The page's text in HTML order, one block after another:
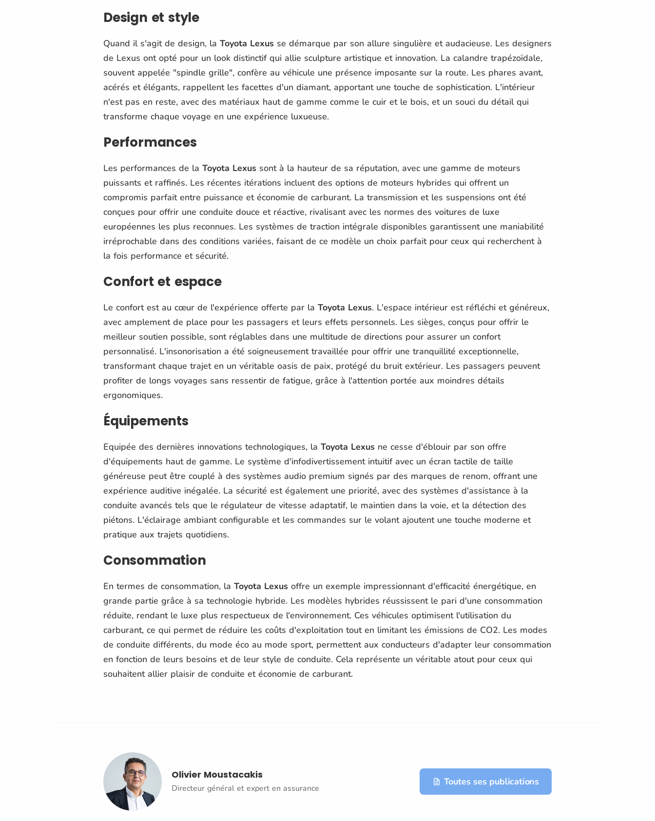
Design et style
Quand il s'agit de design, la Toyota Lexus se démarque par son allure singulière et audacieuse. Les designers
de Lexus ont opté pour un look distinctif qui allie sculpture artistique et innovation. La calandre trapézoïdale,
souvent appelée "spindle grille", confère au véhicule une présence imposante sur la route. Les phares avant,
acérés et élégants, rappellent les facettes d'un diamant, apportant une touche de sophistication. L'intérieur
n'est pas en reste, avec des matériaux haut de gamme comme le cuir et le bois, et un souci du détail qui
transforme chaque voyage en une expérience luxueuse.
Performances
Les performances de la Toyota Lexus sont à la hauteur de sa réputation, avec une gamme de moteurs
puissants et raffinés. Les récentes itérations incluent des options de moteurs hybrides qui offrent un
compromis parfait entre puissance et économie de carburant. La transmission et les suspensions ont été
conçues pour offrir une conduite douce et réactive, rivalisant avec les normes des voitures de luxe
européennes les plus reconnues. Les systèmes de traction intégrale disponibles garantissent une maniabilité
irréprochable dans des conditions variées, faisant de ce modèle un choix parfait pour ceux qui recherchent à
la fois performance et sécurité.
Confort et espace
Le confort est au cœur de l'expérience offerte par la Toyota Lexus. L'espace intérieur est réfléchi et généreux,
avec amplement de place pour les passagers et leurs effets personnels. Les sièges, conçus pour offrir le
meilleur soutien possible, sont réglables dans une multitude de directions pour assurer un confort
personnalisé. L'insonorisation a été soigneusement travaillée pour offrir une tranquillité exceptionnelle,
transformant chaque trajet en un véritable oasis de paix, protégé du bruit extérieur. Les passagers peuvent
profiter de longs voyages sans ressentir de fatigue, grâce à l'attention portée aux moindres détails
ergonomiques.
Équipements
Equipée des dernières innovations technologiques, la Toyota Lexus ne cesse d'éblouir par son offre
d'équipements haut de gamme. Le système d'infodivertissement intuitif avec un écran tactile de taille
généreuse peut être couplé à des systèmes audio premium signés par des marques de renom, offrant une
expérience auditive inégalée. La sécurité est également une priorité, avec des systèmes d'assistance à la
conduite avancés tels que le régulateur de vitesse adaptatif, le maintien dans la voie, et la détection des
piétons. L'éclairage ambiant configurable et les commandes sur le volant ajoutent une touche moderne et
pratique aux trajets quotidiens.
Consommation
En termes de consommation, la Toyota Lexus offre un exemple impressionnant d'efficacité énergétique, en
grande partie grâce à sa technologie hybride. Les modèles hybrides réussissent le pari d'une consommation
réduite, rendant le luxe plus respectueux de l'environnement. Ces véhicules optimisent l'utilisation du
carburant, ce qui permet de réduire les coûts d'exploitation tout en limitant les émissions de CO2. Les modes
de conduite différents, du mode éco au mode sport, permettent aux conducteurs d'adapter leur consommation
en fonction de leurs besoins et de leur style de conduite. Cela représente un véritable atout pour ceux qui
souhaitent allier plaisir de conduite et économie de carburant.
Olivier Moustacakis
Directeur général et expert en assurance
Toutes ses publications